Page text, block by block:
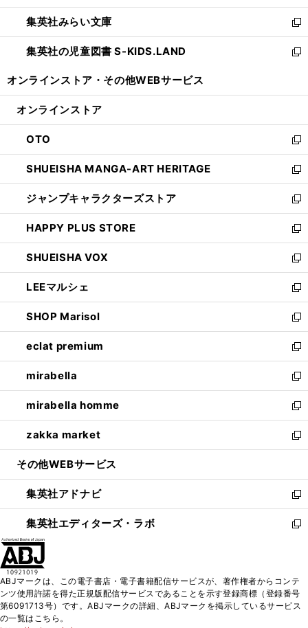
開
く
ウ
で
開
く
ン
ド
ウ
で
ウ
ィ
ン
ド
開
集英社みらい文庫
新
し
い
ン
ウ
で
開
く
集英社の児童図書 S-KIDS.LAND
新
ウ
ン
ド
ウ
で
開
く
オンラインストア・ その他WEBサービス
オンラインストア
OTO
新
し
い
ウ
ィ
ン
ド
ウ
で
開
く
SHUEISHA MANGA-ART HERITAGE
新
し
い
ウ
ィ
ン
ド
ウ
で
開
く
ジャンプキャラクターズストア
新
し
い
ウ
ィ
ン
ド
ウ
で
開
く
HAPPY PLUS STORE
新
し
い
ウ
ィ
ン
ド
ウ
で
開
く
SHUEISHA VOX
新
し
い
ウ
ィ
ン
ド
ウ
で
開
く
LEEマルシェ
新
し
い
ウ
ィ
ン
ド
ウ
で
開
く
SHOP Marisol
新
し
い
ウ
ィ
ン
ド
ウ
で
開
eclat premium
新
し
い
ウ
ィ
ン
ド
ウ
開
く
mirabella
新
し
い
ウ
ィ
ン
ウ
で
開
く
mirabella homme
新
し
い
ウ
ン
ド
ウ
で
zakka market
新
し
ウ
ィ
ン
ド
く
その他WEBサービス
集英社アドナビ
新
し
い
ド
ウ
で
集英社エディターズ・ラボ
新
ィ
ン
ド
ABJマークは、この電子書店・電子書籍配信サービスが、著作権者からコンテ
ンツ使用許諾を得た正規版配信サービスであることを示す登録商標（登録番号
第6091713号）です。ABJマークの詳細、ABJマークを掲示しているサービス
の一覧はこちら。